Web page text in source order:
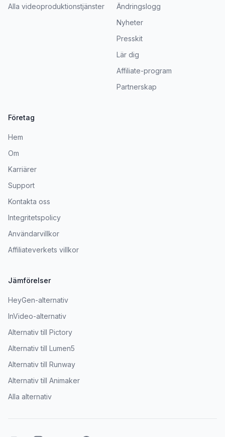
Alla videoproduktionstjänster
Ändringslogg
Nyheter
Presskit
Lär dig
Affiliate-program
Partnerskap
Företag
Hem
Om
Karriärer
Support
Kontakta oss
Integritetspolicy
Användarvillkor
Affiliateverkets villkor
Jämförelser
HeyGen-alternativ
InVideo-alternativ
Alternativ till Pictory
Alternativ till Lumen5
Alternativ till Runway
Alternativ till Animaker
Alla alternativ